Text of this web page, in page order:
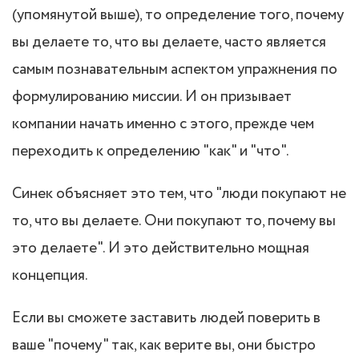
(упомянутой выше), то определение того, почему
вы делаете то, что вы делаете, часто является
самым познавательным аспектом упражнения по
формулированию миссии. И он призывает
компании начать именно с этого, прежде чем
переходить к определению "как" и "что".
Синек объясняет это тем, что "люди покупают не
то, что вы делаете. Они покупают то, почему вы
это делаете". И это действительно мощная
концепция.
Если вы сможете заставить людей поверить в
ваше "почему" так, как верите вы, они быстро